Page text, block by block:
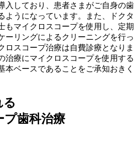
入しており、患者さまがご自身の歯
ようになっています。また、ドクタ
もマイクロスコープを使用し、定期
ーリングによるクリーニングを行っ
ロスコープ治療は自費診療となりま
治療にマイクロスコープを使用する
本ベースであることをご承知おきく
る
プ歯科治療